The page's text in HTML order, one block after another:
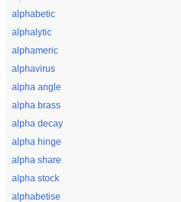
alphabetic
alphalytic
alphameric
alphavirus
alpha angle
alpha brass
alpha decay
alpha hinge
alpha share
alpha stock
alphabetise